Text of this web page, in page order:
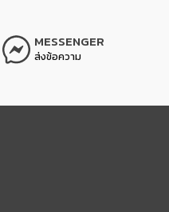
MESSENGER
ส่งข้อความ